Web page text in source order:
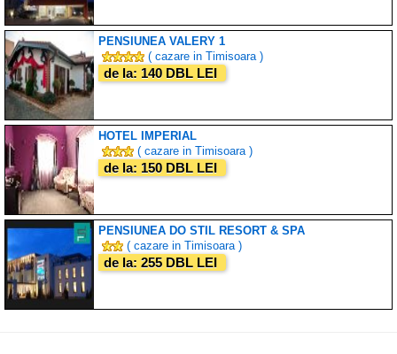
PENSIUNEA VALERY 1
( cazare in Timisoara )
de la: 140 DBL LEI
HOTEL IMPERIAL
( cazare in Timisoara )
de la: 150 DBL LEI
PENSIUNEA DO STIL RESORT & SPA
( cazare in Timisoara )
de la: 255 DBL LEI